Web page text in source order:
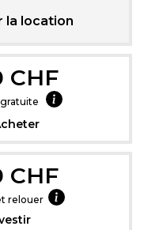
la location
CHF
gratuite
CHF
relouer